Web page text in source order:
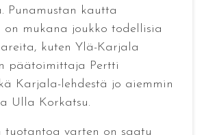
Punamustan kautta
on mukana joukko todellisia
kuten Ylä-Karjala
päätoimittaja Pertti
Karjala-lehdestä jo aiemmin
Ulla Korkatsu.
tuotantoa varten on saatu